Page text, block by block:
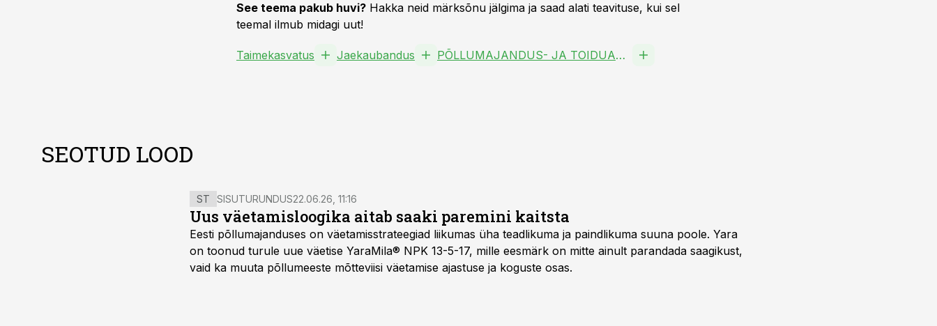
See teema pakub huvi? Hakka neid märksõnu jälgima ja saad alati teavituse, kui sel
teemal ilmub midagi uut!
Taimekasvatus Jaekaubandus PÕLLUMAJANDUS- JA TOIDUAMET
SEOTUD LOOD
ST SISUTURUNDUS22.06.26, 11:16
Uus väetamisloogika aitab saaki paremini kaitsta
Eesti põllumajanduses on väetamisstrateegiad liikumas üha teadlikuma ja paindlikuma suuna poole. Yara
on toonud turule uue väetise YaraMila® NPK 13-5-17, mille eesmärk on mitte ainult parandada saagikust,
vaid ka muuta põllumeeste mõtteviisi väetamise ajastuse ja koguste osas.